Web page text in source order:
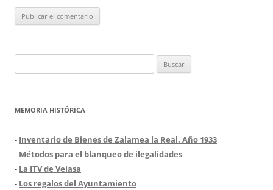
MEMORIA HISTÓRICA
- Inventario de Bienes de Zalamea la Real. Año 1933
- Métodos para el blanqueo de ilegalidades
- La ITV de Veiasa
- Los regalos del Ayuntamiento